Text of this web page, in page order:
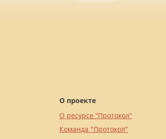
О проекте
О ресурсе “Протокол”
Команда "Протокол"